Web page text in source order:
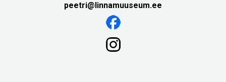
peetri@linnamuuseum.ee